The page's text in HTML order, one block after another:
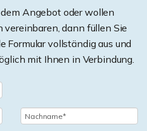
Angebot oder wollen
dann füllen Sie
Formular vollständig aus und
mit Ihnen in Verbindung.